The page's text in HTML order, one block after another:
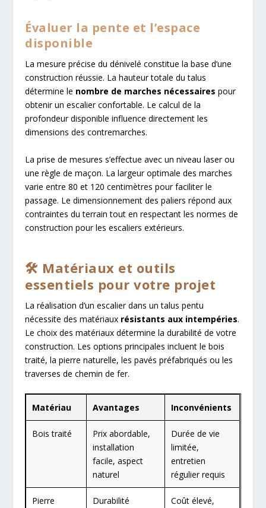
Évaluer la pente et l’espace
disponible
La mesure précise du dénivelé constitue la base d’une
construction réussie. La hauteur totale du talus
détermine le nombre de marches nécessaires pour
obtenir un escalier confortable. Le calcul de la
profondeur disponible influence directement les
dimensions des contremarches.
La prise de mesures s’effectue avec un niveau laser ou
une règle de maçon. La largeur optimale des marches
varie entre 80 et 120 centimètres pour faciliter le
passage. Le dimensionnement des paliers répond aux
contraintes du terrain tout en respectant les normes de
construction pour les escaliers extérieurs.
🛠️ Matériaux et outils
essentiels pour votre projet
La réalisation d’un escalier dans un talus pentu
nécessite des matériaux résistants aux intempéries.
Le choix des matériaux détermine la durabilité de votre
construction. Les options principales incluent le bois
traité, la pierre naturelle, les pavés préfabriqués ou les
traverses de chemin de fer.
Matériau Avantages Inconvénients
Bois traité
Prix abordable,
installation
facile, aspect
naturel
Durée de vie
limitée,
entretien
régulier requis
Pierre
Durabilité
Coût élevé,